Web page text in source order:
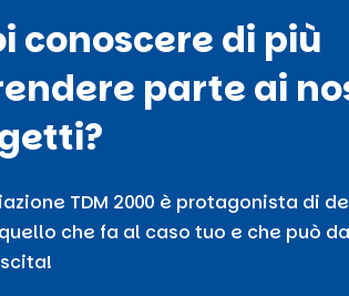
conoscere di più
parte ai
TDM 2000 è protagonista di
che fa al caso tuo e che può